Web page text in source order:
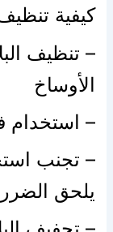
كيفية
– تنظيف
الأوساخ
– استخدام
– تجنب
يلحق الضرر